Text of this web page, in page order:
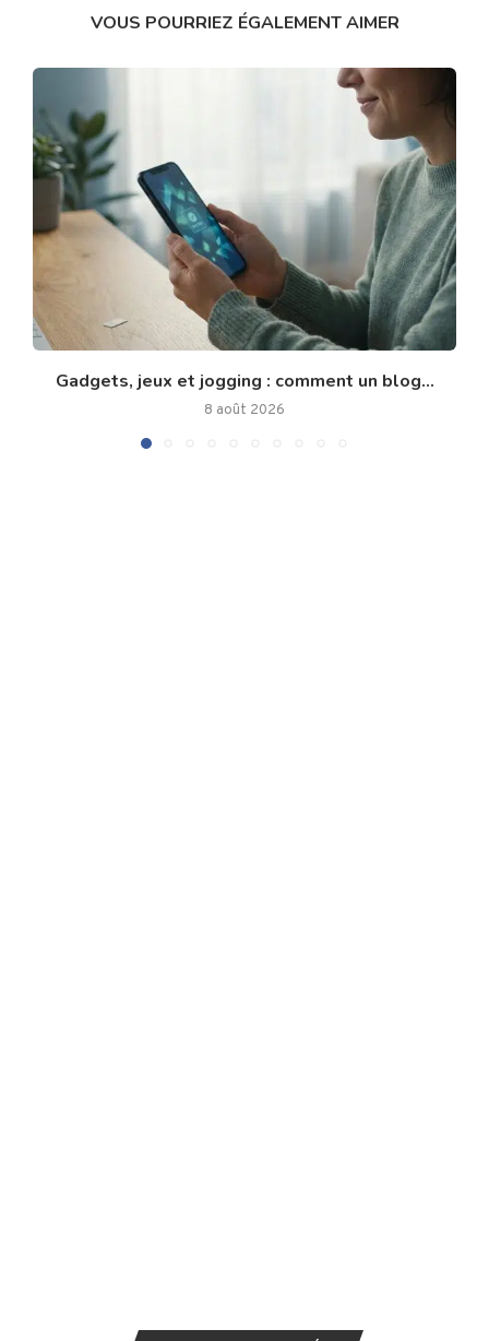
VOUS POURRIEZ ÉGALEMENT AIMER
Gadgets, jeux et jogging : comment un blog...
8 août 2026